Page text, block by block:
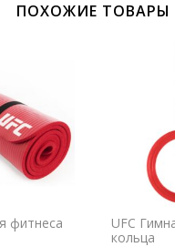
ПОХОЖИЕ ТОВАРЫ
фитнеса
UFC
кольца